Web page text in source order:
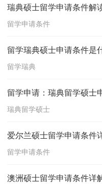
瑞典硕士留学申请条件解
留学申请条件
留学瑞典硕士申请条件是
留学瑞典
留学申请：瑞典留学硕士
瑞典留学硕士
爱尔兰硕士留学申请条件
留学申请条件
澳洲硕士留学申请条件详